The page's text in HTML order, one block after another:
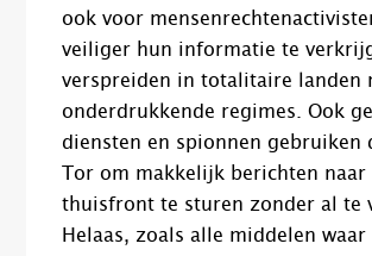
ook voor
veiliger hun informatie te
verspreiden in totalitaire landen
onderdrukkende regimes. Ook
diensten en spionnen gebruiken
Tor om makkelijk berichten naar
thuisfront te sturen zonder al te
Helaas, zoals alle middelen waar